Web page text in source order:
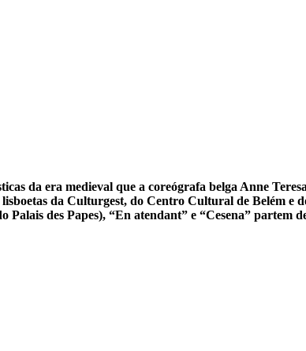
da era medieval que a coreógrafa belga Anne
da Culturgest, do Centro Cultural de Belém e
des Papes), “En atendant” e “Cesena” partem